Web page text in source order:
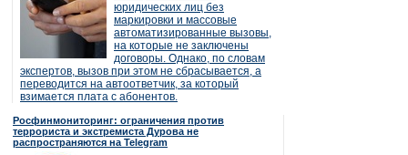
юридических лиц без
маркировки и массовые
автоматизированные вызовы,
на которые не заключены
договоры. Однако, по словам
экспертов, вызов при этом не сбрасывается, а
переводится на автоответчик, за который
взимается плата с абонентов.
Росфинмониторинг: ограничения против
террориста и экстремиста Дурова не
распространяются на Telegram